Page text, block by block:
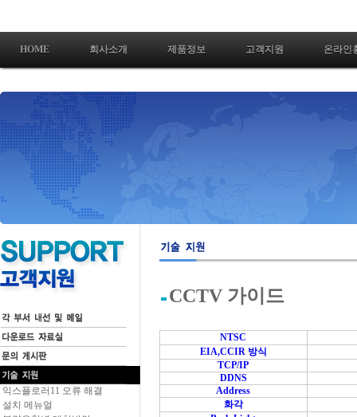
HOME 회사소개 제품정보 고객지원 온라인
익스플로러11 오류 해결
설치 메뉴얼
CCTV 가이드
NTSC
EIA,CCIR 방식
TCP/IP
DDNS
Address
화각